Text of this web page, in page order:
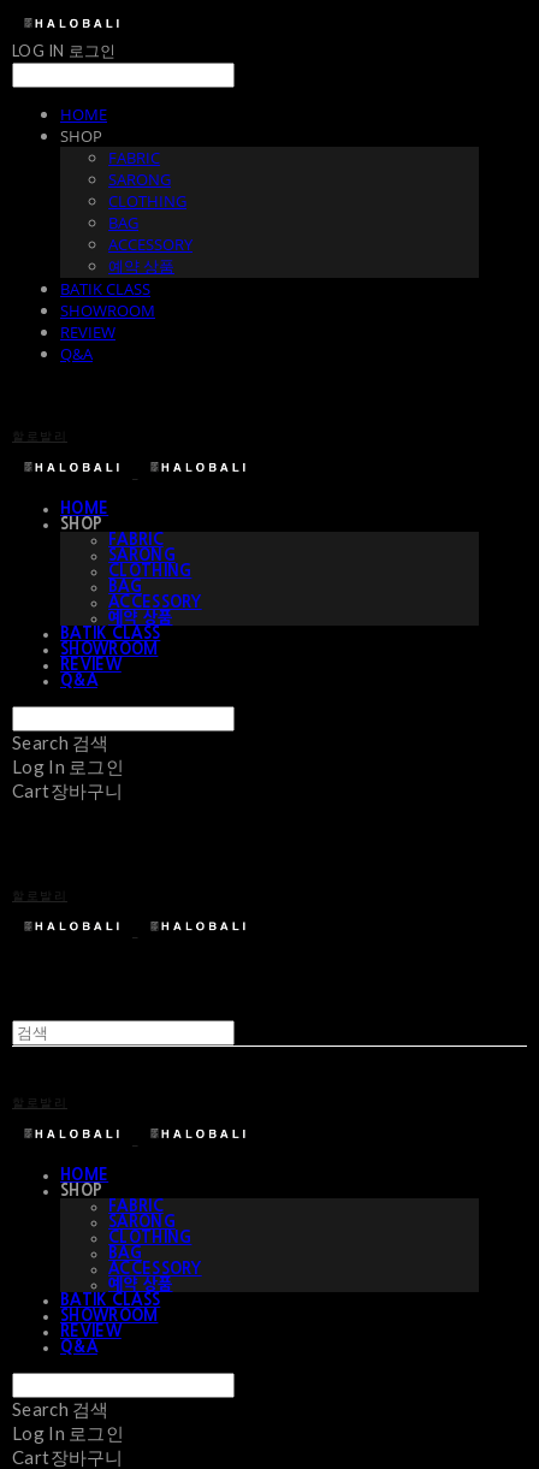
LOG IN 로그인
HOME
SHOP
FABRIC
SARONG
CLOTHING
BAG
ACCESSORY
예약 상품
BATIK CLASS
SHOWROOM
REVIEW
Q&A
할로발리
HOME
SHOP
FABRIC
SARONG
CLOTHING
BAG
ACCESSORY
예약 상품
BATIK CLASS
SHOWROOM
REVIEW
Q&A
Search 검색
Log In 로그인
Cart장바구니
할로발리
할로발리
HOME
SHOP
FABRIC
SARONG
CLOTHING
BAG
ACCESSORY
예약 상품
BATIK CLASS
SHOWROOM
REVIEW
Q&A
Search 검색
Log In 로그인
Cart장바구니